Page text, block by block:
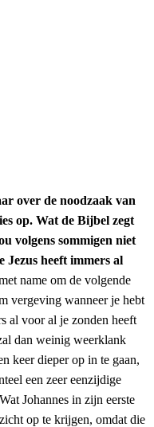
over de noodzaak van
op. Wat de Bijbel zegt
volgens sommigen niet
Jezus heeft immers al
name om de volgende
vergeving wanneer je hebt
al voor al je zonden heeft
dan weinig weerklank
keer dieper op in te gaan,
een zeer eenzijdige
Johannes in zijn eerste
op te krijgen, omdat die